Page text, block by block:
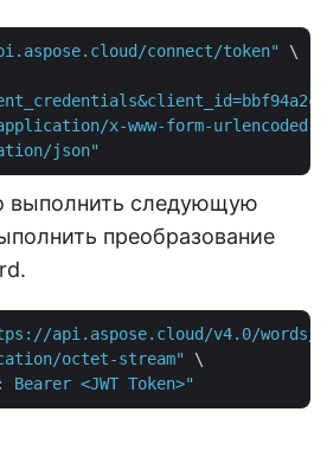
connect/token"
\
x-www-form-urlencoded"
json"
выполнить следующую
преобразование
api.aspose.cloud/v4.0/words/
octet-stream"
\
<JWT Token>"